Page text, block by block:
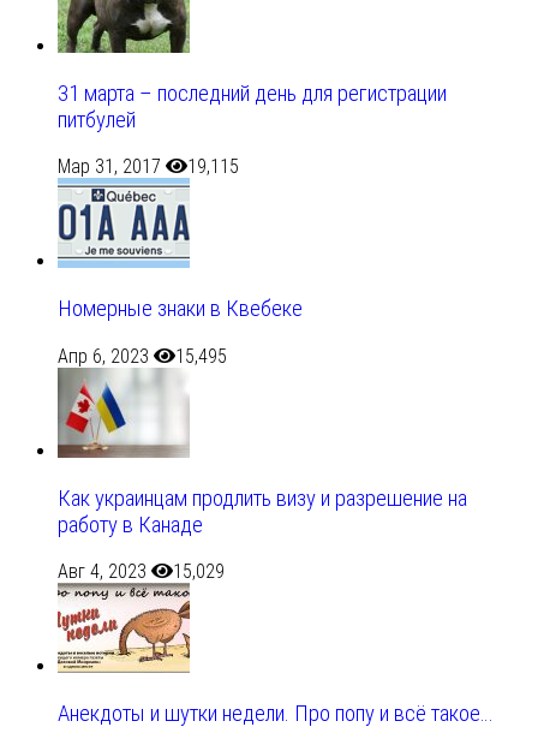
31 марта – последний день для регистрации
питбулей
Мар 31, 2017 19,115
Номерные знаки в Квебеке
Апр 6, 2023 15,495
Как украинцам продлить визу и разрешение на
работу в Канаде
Авг 4, 2023 15,029
Анекдоты и шутки недели. Про попу и всё такое…